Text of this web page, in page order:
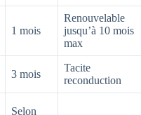
1 mois
Renouvelable
jusqu’à 10 mois
max
3 mois
Tacite
reconduction
Selon